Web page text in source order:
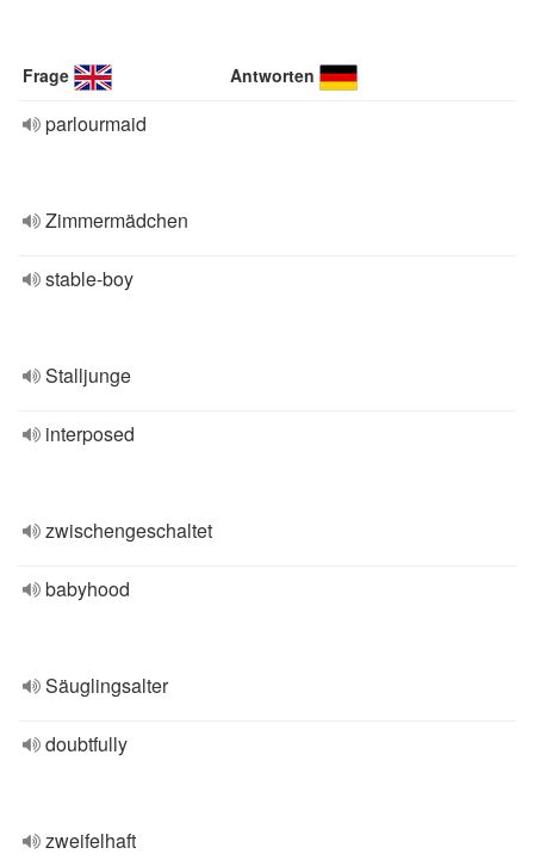
Frage Antworten
parlourmaid
Zimmermädchen
stable-boy
Stalljunge
interposed
zwischengeschaltet
babyhood
Säuglingsalter
doubtfully
zweifelhaft